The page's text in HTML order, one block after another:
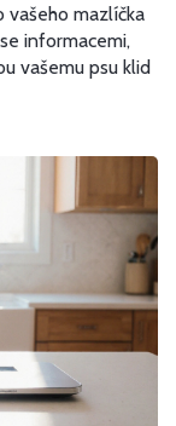
vašeho mazlíčka
informacemi,
vašemu psu klid